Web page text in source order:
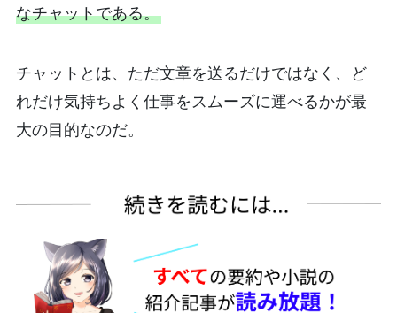
なチャットである。
チャットとは、ただ文章を送るだけではなく、ど
れだけ気持ちよく仕事をスムーズに運べるかが最
大の目的なのだ。